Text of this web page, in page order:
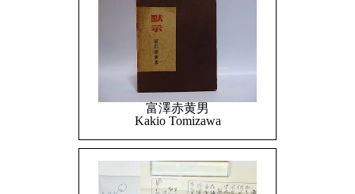
富澤赤黄男
Kakio Tomizawa